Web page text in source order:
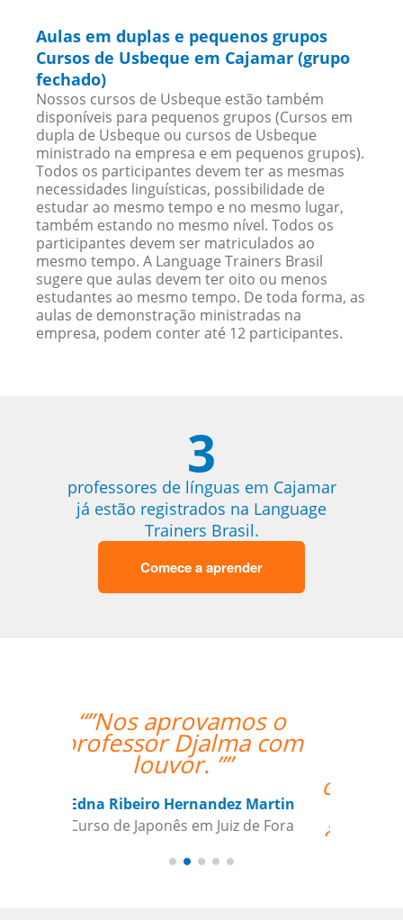
Aulas em duplas e pequenos grupos
Cursos de Usbeque em Cajamar (grupo
fechado)
Nossos cursos de Usbeque estão também
disponíveis para pequenos grupos (Cursos em
dupla de Usbeque ou cursos de Usbeque
ministrado na empresa e em pequenos grupos).
Todos os participantes devem ter as mesmas
necessidades linguísticas, possibilidade de
estudar ao mesmo tempo e no mesmo lugar,
também estando no mesmo nível. Todos os
participantes devem ser matriculados ao
mesmo tempo. A Language Trainers Brasil
sugere que aulas devem ter oito ou menos
estudantes ao mesmo tempo. De toda forma, as
aulas de demonstração ministradas na
empresa, podem conter até 12 participantes.
3
professores de línguas em Cajamar
já estão registrados na Language
Trainers Brasil.
Comece a aprender
“”A experiente
professora Mei foi
bastante didática e
Skype me fazer
adquirir os primeiros
passos de Chinês
Mandarim.””